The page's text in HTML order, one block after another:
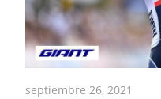
septiembre 26, 2021